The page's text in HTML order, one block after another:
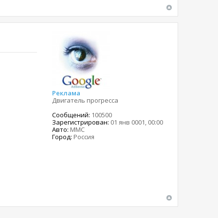
Реклама
Двигатель прогресса
Сообщений: 100500
Зарегистрирован: 01 янв 0001, 00:00
Авто: MMC
Город: Россия